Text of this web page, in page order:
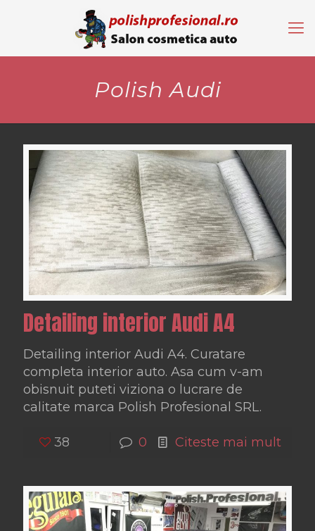
Polish Audi
Detailing interior Audi A4
Detailing interior Audi A4. Curatare
completa interior auto. Asa cum v-am
obisnuit puteti viziona o lucrare de
calitate marca Polish Profesional SRL.
38 0 Citeste mai mult